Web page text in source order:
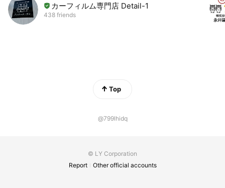
カーフィルム専門店 Detail-1
438 friends
Top
@799lhidq
© LY Corporation
Report
Other official accounts